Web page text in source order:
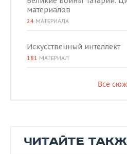
материалов
24 МАТЕРИАЛА
Искусственный интеллект
181 МАТЕРИАЛ
Все
ЧИТАЙТЕ